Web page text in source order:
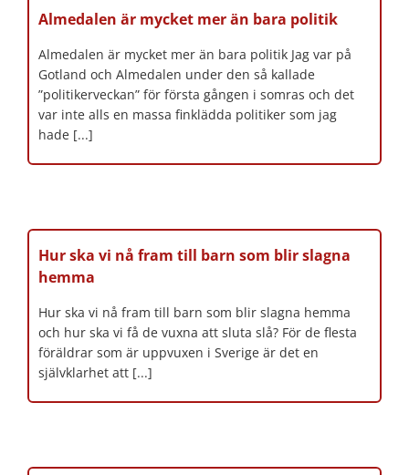
Almedalen är mycket mer än bara politik
Almedalen är mycket mer än bara politik Jag var på
Gotland och Almedalen under den så kallade
”politikerveckan” för första gången i somras och det
var inte alls en massa finklädda politiker som jag
hade [...]
Hur ska vi nå fram till barn som blir slagna
hemma
Hur ska vi nå fram till barn som blir slagna hemma
och hur ska vi få de vuxna att sluta slå? För de flesta
föräldrar som är uppvuxen i Sverige är det en
självklarhet att [...]